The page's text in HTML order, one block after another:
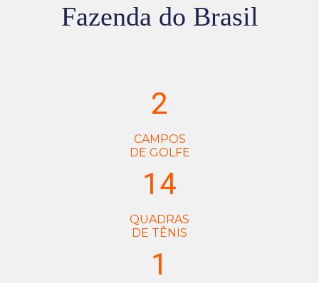
Fazenda do Brasil
2
CAMPOS
DE GOLFE
14
QUADRAS
DE TÊNIS
1